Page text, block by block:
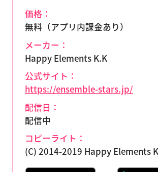
価格：
無料（アプリ内課金あり）
メーカー：
Happy Elements K.K
公式サイト：
https://ensemble-stars.jp/
配信日：
配信中
コピーライト：
(C) 2014-2019 Happy Elements